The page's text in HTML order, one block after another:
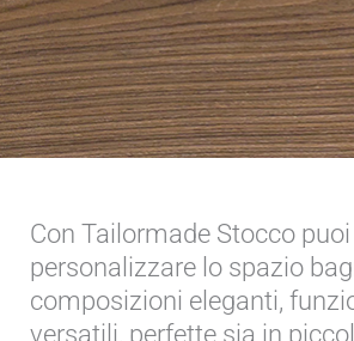
Con Tailormade Stocco puoi
personalizzare lo spazio
composizioni eleganti,
versatili, perfette sia in